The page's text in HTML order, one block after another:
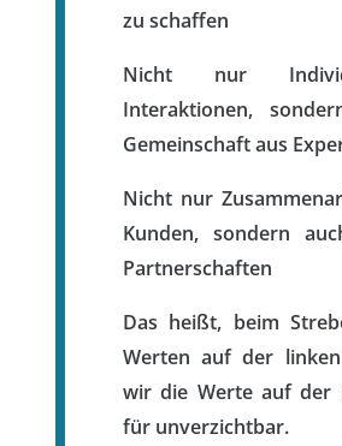
zu schaffen
Nicht nur
Interaktionen,
Gemeinschaft aus
Nicht nur
Kunden, sondern
Partnerschaften
Das heißt, beim
Werten auf der
wir die Werte auf der
für unverzichtbar.